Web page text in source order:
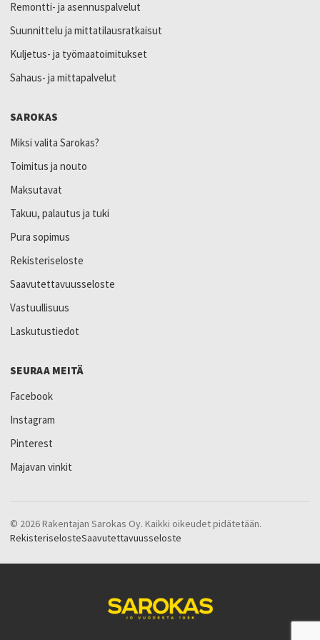
Remontti- ja asennuspalvelut
Suunnittelu ja mittatilausratkaisut
Kuljetus- ja työmaatoimitukset
Sahaus- ja mittapalvelut
SAROKAS
Miksi valita Sarokas?
Toimitus ja nouto
Maksutavat
Takuu, palautus ja tuki
Pura sopimus
Rekisteriseloste
Saavutettavuusseloste
Vastuullisuus
Laskutustiedot
SEURAA MEITÄ
Facebook
Instagram
Pinterest
Majavan vinkit
© 2026 Rakentajan Sarokas Oy. Kaikki oikeudet pidätetään.
RekisteriselosteSaavutettavuusseloste